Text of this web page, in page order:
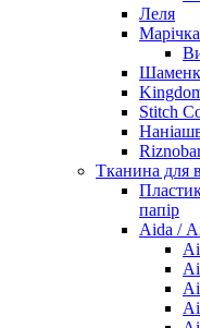
Леля
Марічка
Stitch
Тканина для
папір
Aida /